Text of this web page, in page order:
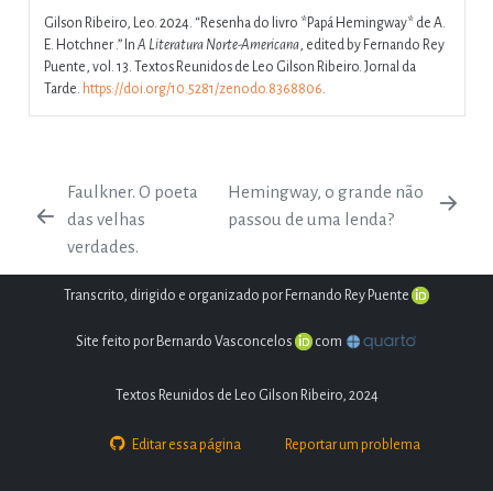
Gilson Ribeiro, Leo. 2024. “Resenha do livro *Papá Hemingway* de A.
E. Hotchner .” InA Literatura Norte-Americana, edited by Fernando Rey
Puente, vol. 13. Textos Reunidos de Leo Gilson Ribeiro. Jornal da
Tarde. https://doi.org/10.5281/zenodo.8368806
Faulkner. O poeta
das velhas
verdades.
Hemingway, o grande não
passou de uma lenda?
Transcrito, dirigido e organizado por Fernando Rey Puente
Textos Reunidos de Leo Gilson Ribeiro, 2024
Editar essa página Reportar um problema
Site feito por Bernardo Vasconcelos com